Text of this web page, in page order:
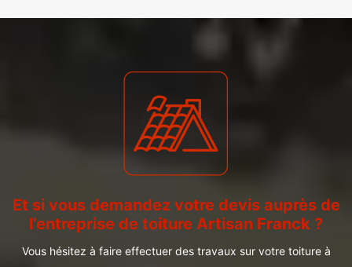
Et si vous demandez votre devis auprès de
l’entreprise de toiture Artisan Franck ?
Vous hésitez à faire effectuer des travaux sur votre toiture à